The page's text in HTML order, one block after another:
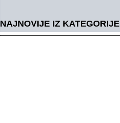
NAJNOVIJE IZ KATEGORIJE